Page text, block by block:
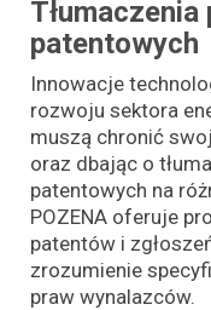
patentowych
Innowacje
rozwoju sektora
muszą chronić
oraz dbając o
patentowych na
POZENA oferuje
patentów i
zrozumienie
praw wynalazców.